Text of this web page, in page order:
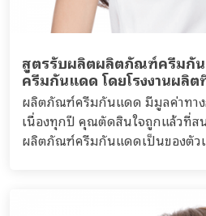
สูตรรับผลิตผลิตภัณฑ์ครีมกั
ครีมกันแดด โดยโรงงานผลิต
ผลิตภัณฑ์ครีมกันแดด มีมูลค่าทาง
เนื่องทุกปี คุณตัดสินใจถูกแล้วที่ส
ผลิตภัณฑ์ครีมกันแดดเป็นของตัวเ